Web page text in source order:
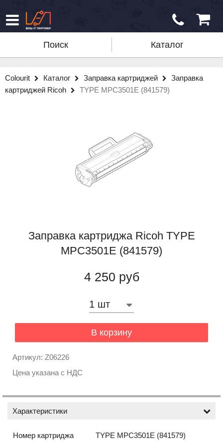
Поиск Каталог
Colourit Каталог Заправка картриджей
Заправка
картриджей Ricoh
TYPE MPC3501E (841579)
Заправка картриджа Ricoh TYPE
MPC3501E (841579)
4 250 руб
В корзину
Артикул: Z06226
Цена указана с НДС
Характеристики
Номер картриджа
TYPE MPC3501E (841579)